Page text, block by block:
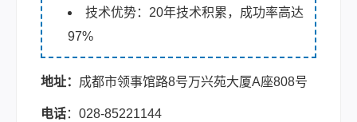
技术优势：20年技术积累，成功率高达
97%
地址： 成都市领事馆路8号万兴苑大厦A座808号
电话：028-85221144